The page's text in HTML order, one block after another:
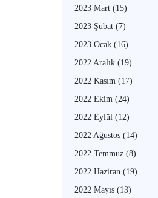
2023 Mart (15)
2023 Şubat (7)
2023 Ocak (16)
2022 Aralık (19)
2022 Kasım (17)
2022 Ekim (24)
2022 Eylül (12)
2022 Ağustos (14)
2022 Temmuz (8)
2022 Haziran (19)
2022 Mayıs (13)